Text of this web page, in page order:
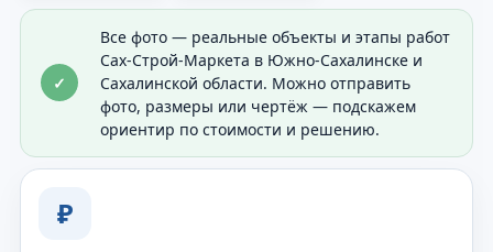
✓
Все фото — реальные объекты и этапы работ
Сах-Строй-Маркета в Южно-Сахалинске и
Сахалинской области. Можно отправить
фото, размеры или чертёж — подскажем
ориентир по стоимости и решению.
₽